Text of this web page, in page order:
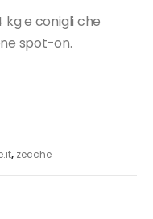
e conigli che
spot-on.
, zecche